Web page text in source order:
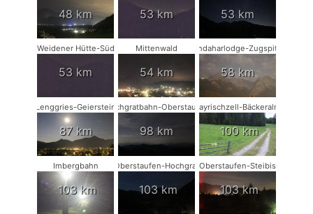
48 km 53 km 53 km
Weidener Hütte-Süd
53 km
Mittenwald
54 km
Kandaharlodge-Zugspitze
58 km
Lenggries-Geierstein
87 km
Hochgratbahn-Oberstaufen
98 km
Bayrischzell-Bäckeralm
100 km
Imbergbahn
103 km
Oberstaufen-Hochgrat
103 km
Oberstaufen-Steibis
103 km